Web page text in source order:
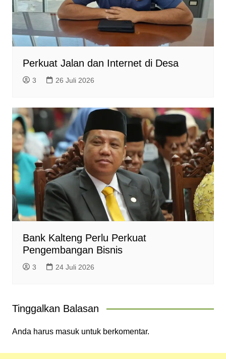
Perkuat Jalan dan Internet di Desa
3 26 Juli 2026
Bank Kalteng Perlu Perkuat
Pengembangan Bisnis
3 24 Juli 2026
Tinggalkan Balasan
Anda harus masukuntuk berkomentar.